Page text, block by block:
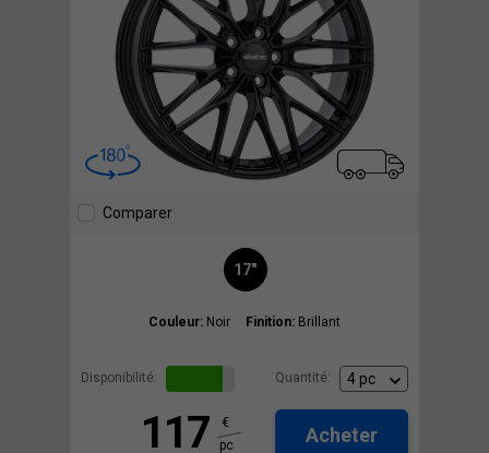
Comparer
17"
Couleur: Noir Finition: Brillant
Disponibilité: Quantité:
117
€
pc
Acheter